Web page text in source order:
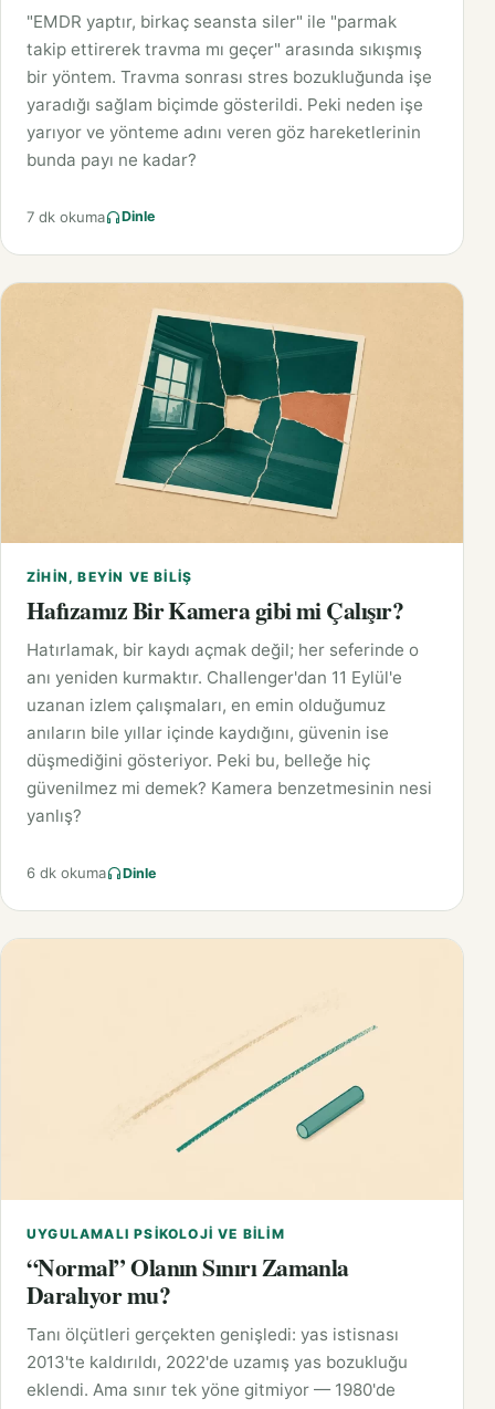
"EMDR yaptır, birkaç seansta siler" ile "parmak
takip ettirerek travma mı geçer" arasında sıkışmış
bir yöntem. Travma sonrası stres bozukluğunda işe
yaradığı sağlam biçimde gösterildi. Peki neden işe
yarıyor ve yönteme adını veren göz hareketlerinin
bunda payı ne kadar?
7 dk okuma Dinle
ZIHIN, BEYIN VE BILIŞ
Hafızamız Bir Kamera gibi mi Çalışır?
Hatırlamak, bir kaydı açmak değil; her seferinde o
anı yeniden kurmaktır. Challenger'dan 11 Eylül'e
uzanan izlem çalışmaları, en emin olduğumuz
anıların bile yıllar içinde kaydığını, güvenin ise
düşmediğini gösteriyor. Peki bu, belleğe hiç
güvenilmez mi demek? Kamera benzetmesinin nesi
yanlış?
6 dk okuma Dinle
UYGULAMALI PSIKOLOJI VE BILIM
“Normal” Olanın Sınırı Zamanla
Daralıyor mu?
Tanı ölçütleri gerçekten genişledi: yas istisnası
2013'te kaldırıldı, 2022'de uzamış yas bozukluğu
eklendi. Ama sınır tek yöne gitmiyor — 1980'de